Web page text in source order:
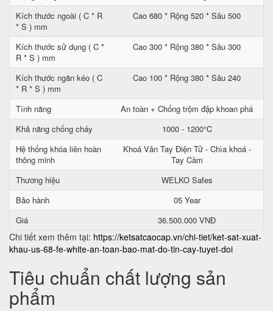
Kích thước ngoài ( C * R
* S ) mm
Cao 680 * Rộng 520 * Sâu 500
Kích thước sử dụng ( C *
R * S ) mm
Cao 300 * Rộng 380 * Sâu 300
Kích thước ngăn kéo ( C
* R * S ) mm
Cao 100 * Rộng 380 * Sâu 240
Tính năng
An toàn + Chống trộm đập khoan phá
Khả năng chống cháy
1000 - 1200°C
Hệ thống khóa liên hoàn
thông minh
Khoá Vân Tay Điện Tử - Chìa khoá -
Tay Cầm
Thương hiệu
WELKO Safes
Bảo hành
05 Year
Giá
36.500.000 VNĐ
Chi tiết xem thêm tại: https://ketsatcaocap.vn/chi-tiet/ket-sat-xuat-
khau-us-68-fe-white-an-toan-bao-mat-do-tin-cay-tuyet-doi
Tiêu chuẩn chất lượng sản
phẩm